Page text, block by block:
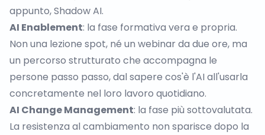
appunto, Shadow AI.
AI Enablement: la fase formativa vera e propria.
Non una lezione spot, né un webinar da due ore, ma
un percorso strutturato che accompagna le
persone passo passo, dal sapere cos'è l'AI all'usarla
concretamente nel loro lavoro quotidiano.
AI Change Management: la fase più sottovalutata.
La resistenza al cambiamento non sparisce dopo la